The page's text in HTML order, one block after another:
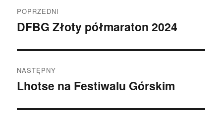
wpisu
POPRZEDNI
Poprzedni
DFBG Złoty półmaraton 2024
NASTĘPNY
Następny
Lhotse na Festiwalu Górskim